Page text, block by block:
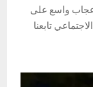
واسع على
تابعنا